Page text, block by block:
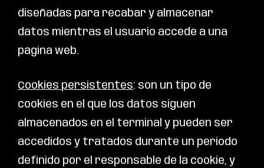
diseñadas para recabar y almacenar
datos mientras el usuario accede a una
página web.
Cookies persistentes: son un tipo de
cookies en el que los datos siguen
almacenados en el terminal y pueden ser
accedidos y tratados durante un periodo
definido por el responsable de la cookie, y